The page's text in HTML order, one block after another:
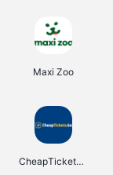
Maxi Zoo
CheapTickets.be